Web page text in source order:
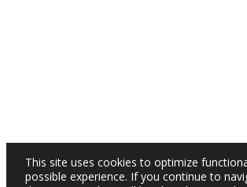
This site uses cookies to optimize
possible experience. If you continue to